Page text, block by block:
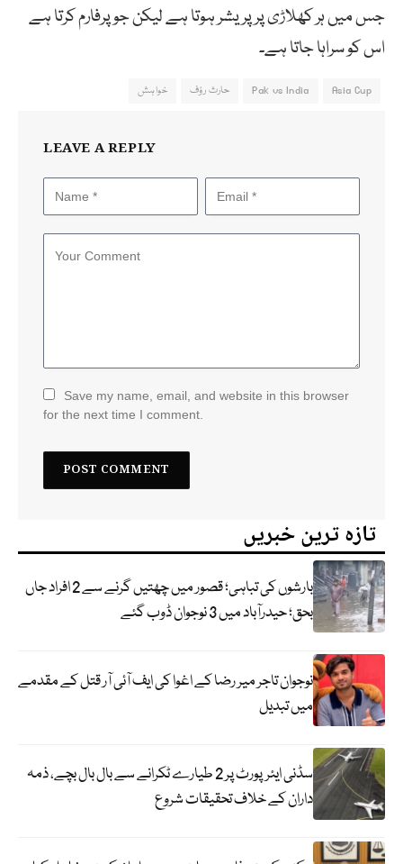
جس میں ہر کھلاڑی پر پریشر ہوتا ہے لیکن جو پرفارم کرتا ہے
اس کو سراہا جاتا ہے۔
Asia Cup
Pak vs India حارث رؤف خواہش
LEAVE A REPLY
Save my name, email, and website in this browser
for the next time I comment.
تازہ ترین خبریں
بارشوں کی تباہی؛ قصور میں چھتیں گرنے سے 2 افراد جاں
بحق؛ حیدرآباد میں 3 نوجوان ڈوب گئے
نوجوان تاجر میر رضا کے اغوا کی ایف آئی آر قتل کے مقدمے
میں تبدیل
سڈنی ایئرپورٹ پر 2 طیارے ٹکرانے سے بال بال بچے، ذمہ
داران کے خلاف تحقیقات شروع